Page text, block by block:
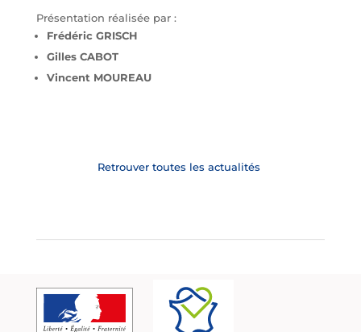
Présentation réalisée par :
Frédéric GRISCH
Gilles CABOT
Vincent MOUREAU
Retrouver toutes les actualités